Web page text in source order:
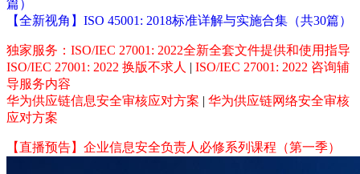
篇）
【全新视角】ISO 45001: 2018标准详解与实施合集（共30篇）
独家服务：ISO/IEC 27001: 2022全新全套文件提供和使用指导
ISO/IEC 27001: 2022 换版不求人 | ISO/IEC 27001: 2022 咨询辅
导服务内容
华为供应链信息安全审核应对方案 | 华为供应链网络安全审核
应对方案
【直播预告】企业信息安全负责人必修系列课程（第一季）